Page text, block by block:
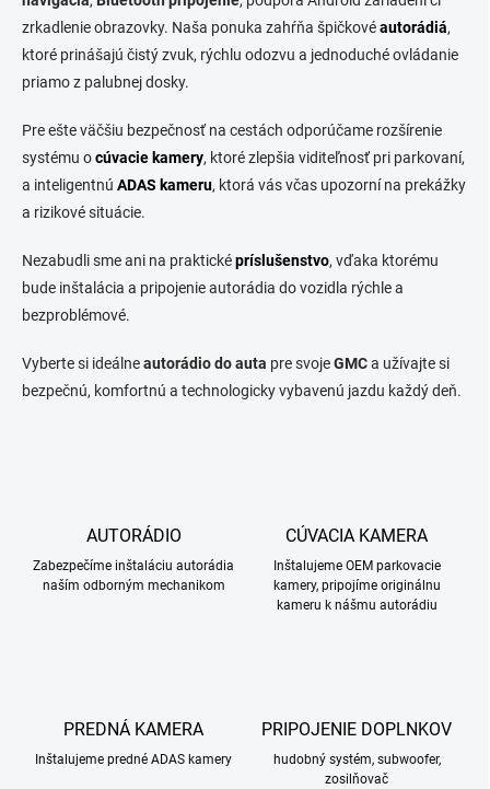
c
e
v
k
y
v
i
s
u
zrkadlenie obrazovky. Naša ponuka zahŕňa špičkovéautorádiá,
ktoré prinášajú čistý zvuk, rýchlu odozvu a jednoduché ovládanie
priamo z palubnej dosky.
Pre ešte väčšiu bezpečnosť na cestách odporúčame rozšírenie
systému ocúvacie kamery, ktoré zlepšia viditeľnosť pri parkovaní,
a inteligentnú ADAS kameru, ktorá vás včas upozorní na prekážky
a rizikové situácie.
Nezabudli sme ani na prakticképríslušenstvo, vďaka ktorému
bude inštalácia a pripojenie autorádia do vozidla rýchle a
bezproblémové.
Vyberte si ideálneautorádio do auta pre svojeGMCa užívajte si
bezpečnú, komfortnú a technologicky vybavenú jazdu každý deň.
AUTORÁDIO
Zabezpečíme inštaláciu autorádia
naším odborným mechanikom
CÚVACIA KAMERA
Inštalujeme OEM parkovacie
kamery, pripojíme originálnu
kameru k nášmu autorádiu
PREDNÁ KAMERA
Inštalujeme predné ADAS kamery
PRIPOJENIE DOPLNKOV
hudobný systém, subwoofer,
zosilňovač